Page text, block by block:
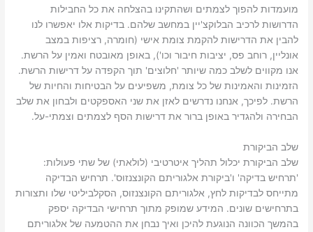
מועמדות להפוך לצמתים ושהתקינו בהצלחה את כל החבילות
הדרושות לרכיב הבלוקצ'יין במחשב שלהם. בדיקות אלו יאפשרו לנו
להבין את הדרישות להקמת צומת אישי (חומרה, רציפות במצב
אונליין, רוחב פס, יציבות חיבור וכו'), באופן מאובטח ואמין על הרשת.
אנו מקווים לשלב כמה שיותר 'חלוצים' תוך הקפדה על דרישות הרשת.
הזמינות והאמינות של כל צומת, משפיעים על הבטיחות והחיות של
הרשת. לפיכך, אנחנו נדרשים לאזן את שני האספקטים ולבחון את שלב
הבחירה ולהגדיר באופן ברור את דרישות הסף לצמתים וצמתי-על.
שלב הביקורת
שלב הביקורת יכלול תהליך איטרטיבי (לולאתי) של שתי פעולות:
'תרחיש בדיקה' ו'ביקורת אלגוריתם הקונצנזוס'. תרחיש הבדיקה
מתייחס לבדיקות לחץ, אלגוריתם הקונצנזוס, הסקלביליטי שלו ותצורות
בתרחישים שונים. המידע שמופק מתוך תרחישי הבדיקה יספק
בהמשך הכוונה הנוגעת להיכן ואיך נבחן את ההטמעה של אלגוריתם